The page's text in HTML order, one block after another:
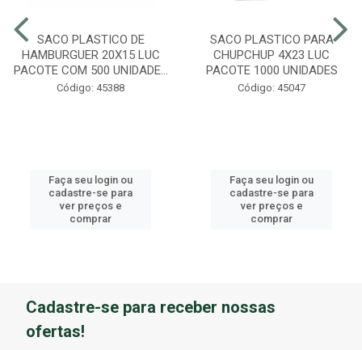
SACO PLASTICO DE
HAMBURGUER 20X15 LUC
PACOTE COM 500 UNIDADE...
Código: 45388
Faça seu login ou
cadastre-se para
ver preços e
comprar
SACO PLASTICO PARA
CHUPCHUP 4X23 LUC
PACOTE 1000 UNIDADES
Código: 45047
Faça seu login ou
cadastre-se para
ver preços e
comprar
Cadastre-se para receber nossas
ofertas!